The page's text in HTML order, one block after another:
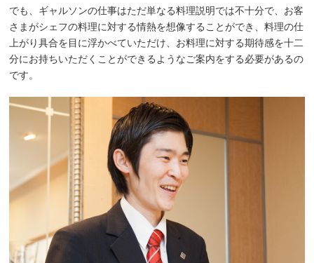
でも、ギャルソンの仕事はただ単なる料理説明では不十分で、お客
さまがシェフの料理に対する情熱を想像することができ、料理の仕
上がり具合を目に浮かべていただけ、お料理に対する期待感を十二
分にお持ちいただくことができるようなご案内をする必要があるの
です。